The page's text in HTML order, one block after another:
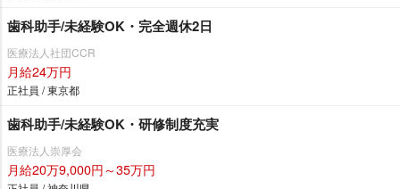
歯科助手/未経験OK・完全週休2日
医療法人社団CCR
月給24万円
正社員 / 東京都
歯科助手/未経験OK・研修制度充実
医療法人崇厚会
月給20万9,000円～35万円